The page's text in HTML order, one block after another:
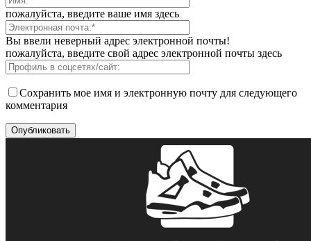
пожалуйста, введите ваше имя здесь
Вы ввели неверный адрес электронной почты!
пожалуйста, введите свой адрес электронной почты здесь
Сохранить мое имя и электронную почту для следующего
комментария